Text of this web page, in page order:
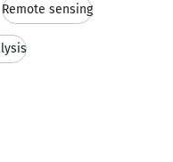
Remote sensing